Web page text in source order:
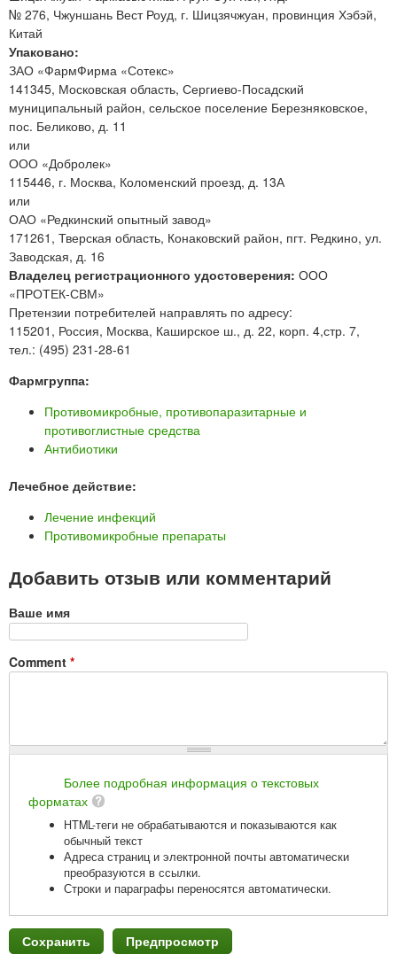
№ 276, Чжуншань Вест Роуд, г. Шицзячжуан, провинция Хэбэй,
Китай
Упаковано:
ЗАО «ФармФирма «Сотекс»
141345, Московская область, Сергиево-Посадский
муниципальный район, сельское поселение Березняковское,
пос. Беликово, д. 11
или
ООО «Добролек»
115446, г. Москва, Коломенский проезд, д. 13А
или
ОАО «Редкинский опытный завод»
171261, Тверская область, Конаковский район, пгт. Редкино, ул.
Заводская, д. 16
Владелец регистрационного удостоверения: ООО
«ПРОТЕК-СВМ»
Претензии потребителей направлять по адресу:
115201, Россия, Москва, Каширское ш., д. 22, корп. 4,стр. 7,
тел.: (495) 231-28-61
Фармгруппа:
Противомикробные, противопаразитарные и
противоглистные средства
Антибиотики
Лечебное действие:
Лечение инфекций
Противомикробные препараты
Добавить отзыв или комментарий
Ваше имя
Comment *
Более подробная информация о текстовых
форматах
HTML-теги не обрабатываются и показываются как
обычный текст
Адреса страниц и электронной почты автоматически
преобразуются в ссылки.
Строки и параграфы переносятся автоматически.